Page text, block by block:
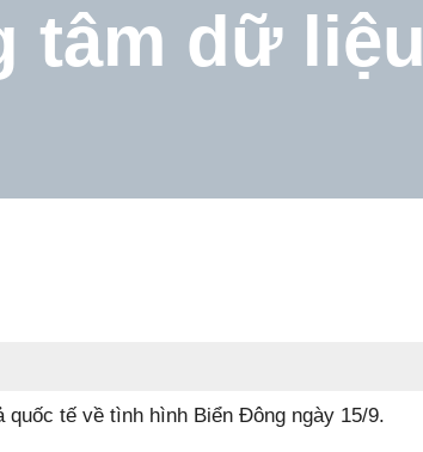
tâm dữ liệu
tế về tình hình Biển Đông ngày 15/9.